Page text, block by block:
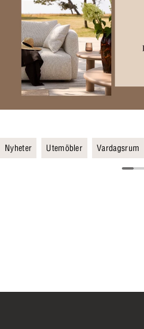
Nyheter Utemöbler Vardagsrum